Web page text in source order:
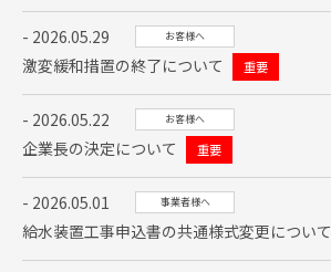
2026.05.29 お客様へ
激変緩和措置の終了について
2026.05.22 お客様へ
企業長の決定について
2026.05.01 事業者様へ
給水装置工事申込書の共通様式変更について